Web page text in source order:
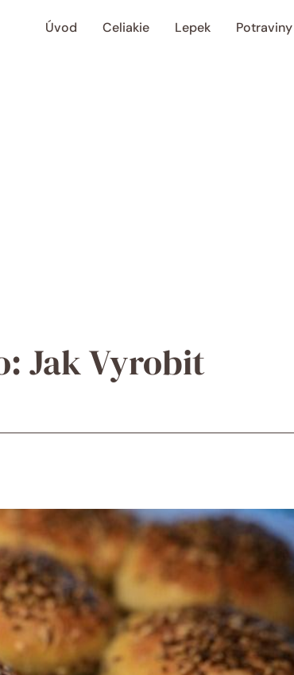
Úvod Celiakie Lepek Potraviny
Jak Vyrobit